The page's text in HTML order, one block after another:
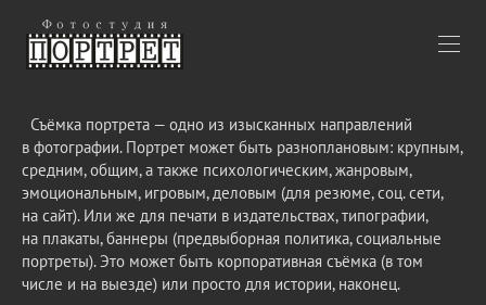
Съёмка портрета — одно из изысканных направлений
в фотографии. Портрет может быть разноплановым: крупным,
средним, общим, а также психологическим, жанровым,
эмоциональным, игровым, деловым (для резюме, соц. сети,
на сайт). Или же для печати в издательствах, типографии,
на плакаты, баннеры (предвыборная политика, социальные
портреты). Это может быть корпоративная съёмка (в том
числе и на выезде) или просто для истории, наконец.